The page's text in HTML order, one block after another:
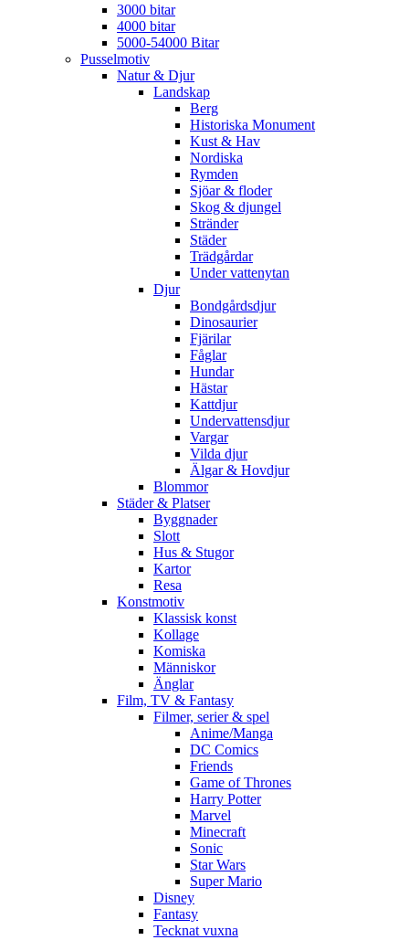
3000 bitar
4000 bitar
5000-54000 Bitar
Pusselmotiv
Natur & Djur
Landskap
Berg
Historiska Monument
Kust & Hav
Nordiska
Rymden
Sjöar & floder
Skog & djungel
Stränder
Städer
Trädgårdar
Under vattenytan
Djur
Bondgårdsdjur
Dinosaurier
Fjärilar
Fåglar
Hundar
Hästar
Kattdjur
Undervattensdjur
Vargar
Vilda djur
Älgar & Hovdjur
Blommor
Städer & Platser
Byggnader
Slott
Hus & Stugor
Kartor
Resa
Konstmotiv
Klassisk konst
Kollage
Komiska
Människor
Änglar
Film, TV & Fantasy
Filmer, serier & spel
Anime/Manga
DC Comics
Friends
Game of Thrones
Harry Potter
Marvel
Minecraft
Sonic
Star Wars
Super Mario
Disney
Fantasy
Tecknat vuxna